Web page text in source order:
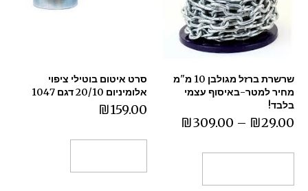
שרשרת ברזל מגולבן 10 מ"מ
מחיר למטר-באיסוף עצמי
בלבד!
₪29.00
–
₪309.00
סרט איטום בוטילי ציפוי
אלומיניום 20/10 דגם 1047
₪159.00